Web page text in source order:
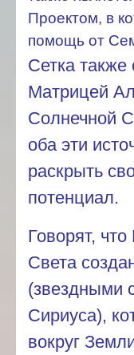
Проектом, в
помощь от
Сетка также
Матрицей
Солнечной
оба эти
раскрыть
потенциал.
Говорят,
Света
(звездными
Сириуса),
вокруг